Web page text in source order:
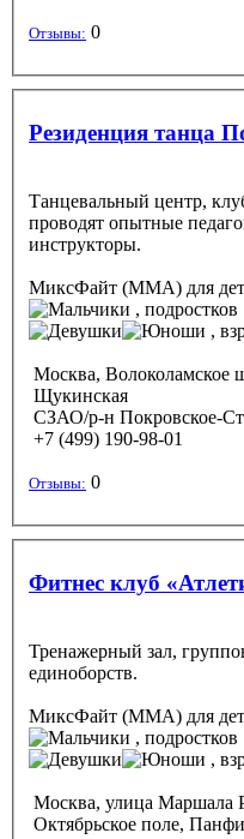
Отзывы: 0
Резиденция танца
Танцевальный центр,
проводят опытные
инструкторы.
МиксФайт (ММА) для
,
,
Москва, Волоколамское
Щукинская
СЗАО/р-н Покровское-
+7 (499) 190-98-01
Отзывы: 0
Фитнес клуб
Тренажерный зал,
единоборств.
МиксФайт (ММА) для
,
,
Москва, улица Маршала
Октябрьское поле,